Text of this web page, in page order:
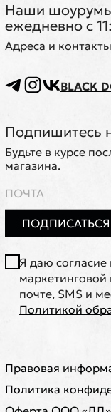
Наши
ежедневно с
Адреса и
BLACK
Подпишитесь
Будьте в курсе
магазина.
ПОДПИСАТЬСЯ
Я даю
почте, SMS и
Политикой
Правовая
Политика